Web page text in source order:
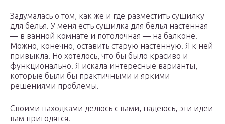
Задумалась о том, как же и где разместить сушилку
для белья. У меня есть сушилка для белья настенная
— в ванной комнате и потолочная — на балконе.
Можно, конечно, оставить старую настенную. Я к ней
привыкла. Но хотелось, что бы было красиво и
функционально. Я искала интересные варианты,
которые были бы практичными и яркими
решениями проблемы.
Своими находками делюсь с вами, надеюсь, эти идеи
вам пригодятся.